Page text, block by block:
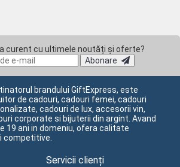
curent cu ultimele noutăți și oferte?
Abonare
brandului GiftExpress, este
de cadouri, cadouri femei, cadouri
cadouri de lux, accesorii vin,
corporate si bijuterii din argint. Avand
19 ani in domeniu, ofera calitate
competitive.
Servicii clienți